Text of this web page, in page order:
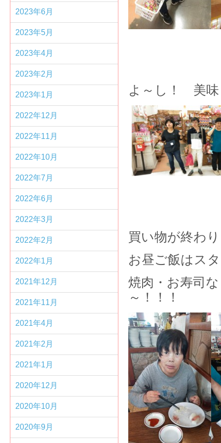
よ～し！ 美味
買い物が終わ
お昼ご飯はス
焼肉・お寿司
～！！！
2023年6月
2023年5月
2023年4月
2023年2月
2023年1月
2022年12月
2022年11月
2022年10月
2022年7月
2022年6月
2022年3月
2022年2月
2022年1月
2021年12月
2021年11月
2021年4月
2021年2月
2021年1月
2020年12月
2020年10月
2020年9月